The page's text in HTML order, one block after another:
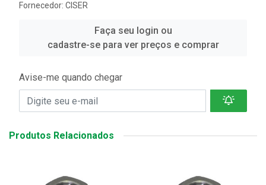
Fornecedor: CISER
Faça seu login ou
cadastre-se para ver preços e comprar
Avise-me quando chegar
Produtos Relacionados